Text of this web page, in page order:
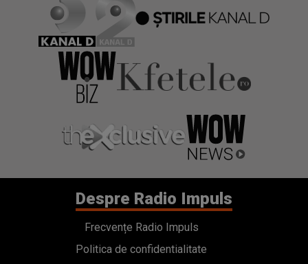
Despre Radio Impuls
Frecvențe Radio Impuls
Politica de confidentialitate